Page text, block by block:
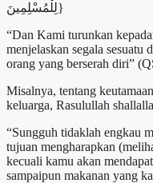
لِلْمُسْلِمِينَ}
“Dan Kami turunkan
menjelaskan segala sesuatu
orang yang berserah diri”
Misalnya, tentang
keluarga, Rasulullah
“Sungguh tidaklah engkau
tujuan mengharapkan
kecuali kamu akan
sampaipun makanan yang